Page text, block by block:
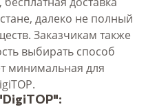
далеко не полный
Заказчикам также
выбирать способ
минимальная для